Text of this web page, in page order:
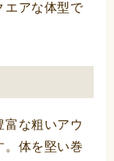
エアな体型で
な粗いアウ
。体を堅い巻